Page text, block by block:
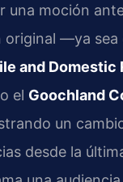
una moción
original —ya sea
and Domestic
o el Goochland
un
desde la